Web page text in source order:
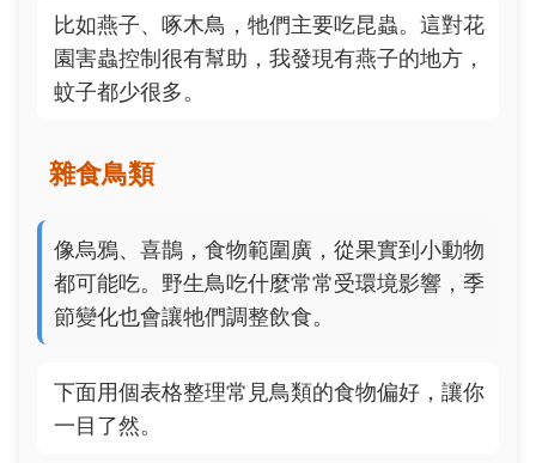
比如燕子、啄木鳥，牠們主要吃昆蟲。這對花
園害蟲控制很有幫助，我發現有燕子的地方，
蚊子都少很多。
雜食鳥類
像烏鴉、喜鵲，食物範圍廣，從果實到小動物
都可能吃。野生鳥吃什麼常常受環境影響，季
節變化也會讓牠們調整飲食。
下面用個表格整理常見鳥類的食物偏好，讓你
一目了然。